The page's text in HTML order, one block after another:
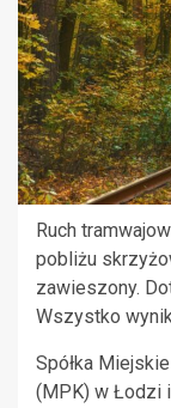
Ruch
pobliżu
zawieszony.
Wszystko
Spółka
(MPK) w Łodzi